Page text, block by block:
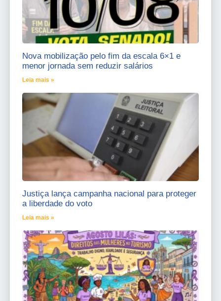
Nova mobilização pelo fim da escala 6×1 e
menor jornada sem reduzir salários
Leia mais »
Justiça lança campanha nacional para proteger
a liberdade do voto
Leia mais »